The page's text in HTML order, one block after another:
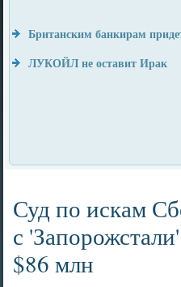
Британским банкирам
ЛУКОЙЛ не оставит Ирак
Суд по искам
с
$86 млн